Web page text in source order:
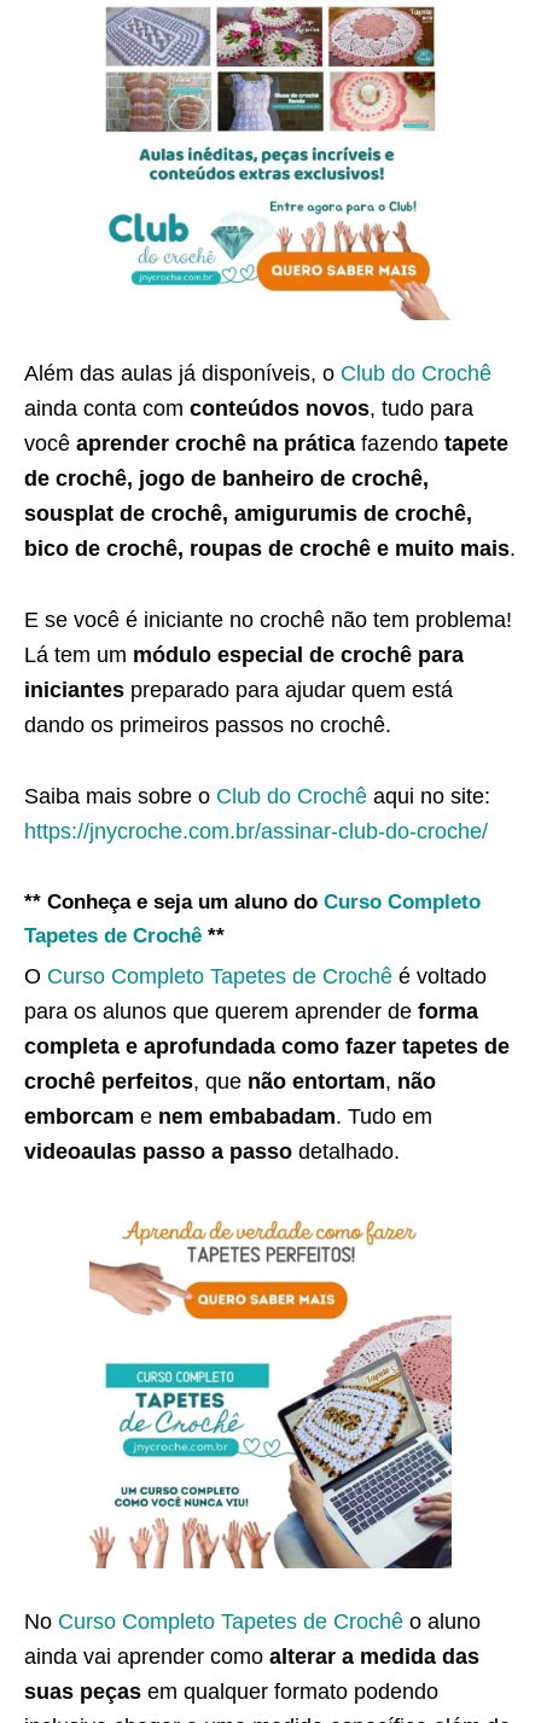
Além das aulas já disponíveis, o Club do Crochê
ainda conta com conteúdos novos, tudo para
você aprender crochê na prática fazendo tapete
de crochê, jogo de banheiro de crochê,
sousplat de crochê, amigurumis de crochê,
bico de crochê, roupas de crochê e muito mais.
E se você é iniciante no crochê não tem problema!
Lá tem um módulo especial de crochê para
iniciantes preparado para ajudar quem está
dando os primeiros passos no crochê.
Saiba mais sobre o Club do Crochê aqui no site:
https://jnycroche.com.br/assinar-club-do-croche/
** Conheça e seja um aluno do Curso Completo
Tapetes de Crochê **
O Curso Completo Tapetes de Crochê é voltado
para os alunos que querem aprender de forma
completa e aprofundada como fazer tapetes de
crochê perfeitos, que não entortam, não
emborcam e nem embabadam. Tudo em
videoaulas passo a passo detalhado.
No Curso Completo Tapetes de Crochê o aluno
ainda vai aprender como alterar a medida das
suas peças em qualquer formato podendo